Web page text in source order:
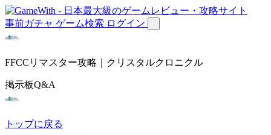
事前ガチャ ゲーム検索 ログイン
FFCCリマスター攻略｜クリスタルクロニクル
掲示板Q&A
トップに戻る